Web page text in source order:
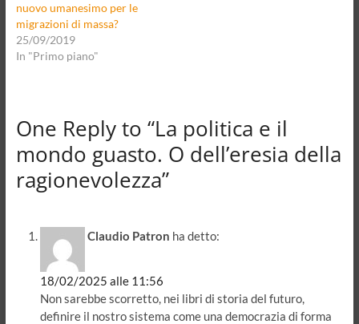
nuovo umanesimo per le
migrazioni di massa?
25/09/2019
In "Primo piano"
One Reply to “La politica e il
mondo guasto. O dell’eresia della
ragionevolezza”
Claudio Patron ha detto:
18/02/2025 alle 11:56
Non sarebbe scorretto, nei libri di storia del futuro,
definire il nostro sistema come una democrazia di forma